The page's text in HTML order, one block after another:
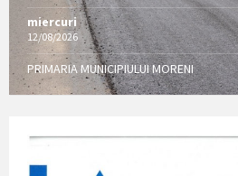
miercuri
12/08/2026
PRIMARIA MUNICIPIULUI MORENI